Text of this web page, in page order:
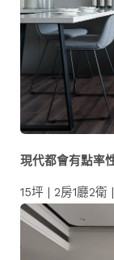
現代都會有點率
15坪 | 2房1廳2